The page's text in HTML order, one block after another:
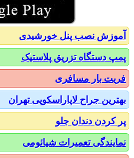
نصب پنل خورشیدی
دستگاه تزریق پلاستیک
بار مسافری
جراح لاپاراسکوپی تهران
دندان جلو
تعمیرات شیائومی